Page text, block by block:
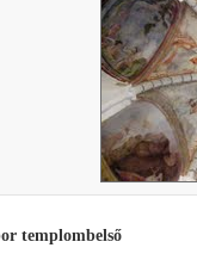
templombelső